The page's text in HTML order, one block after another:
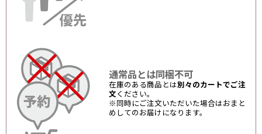
通常品とは同梱不可
在庫のある商品とは別々のカートでご注
文 ください。
※同時にご注文いただいた場合はおまと
めしてのお届けになります。